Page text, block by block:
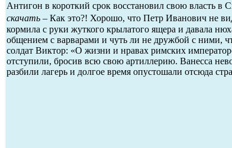
Антигон в короткий срок восстановил свою власть
скачать – Как это?! Хорошо, что Петр Иванович не
кормила с руки жуткого крылатого ящера и давала
общением с варварами и чуть ли не дружбой с ними,
солдат Виктор: «О жизни и нравах римских
отступили, бросив всю свою артиллерию. Ванесса
разбили лагерь и долгое время опустошали отсюда